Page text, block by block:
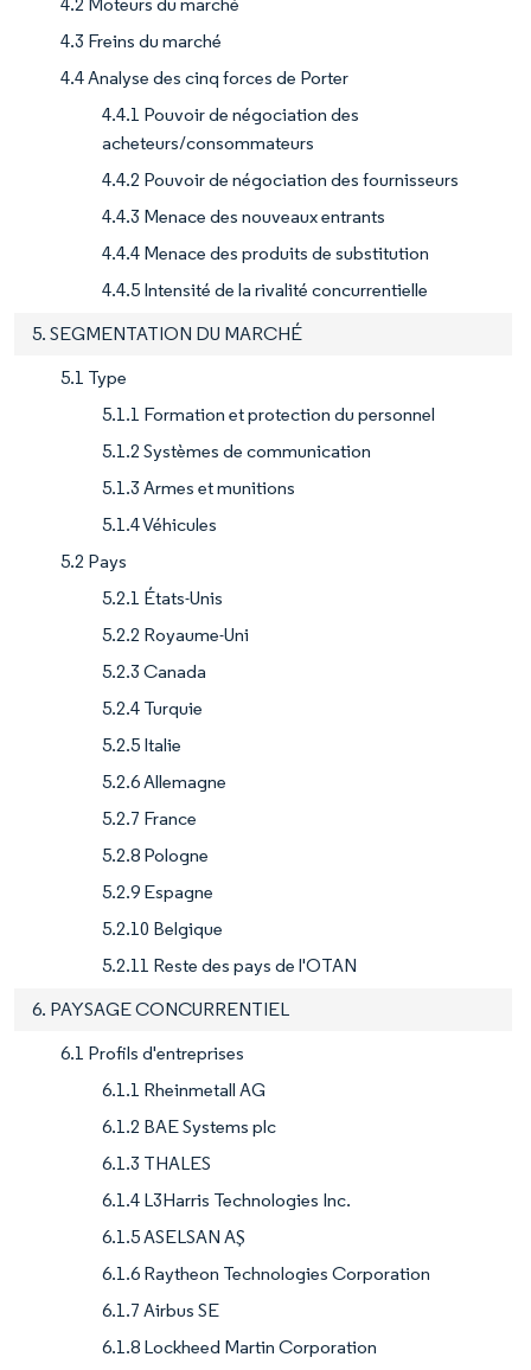
4.3 Freins du marché
4.4 Analyse des cinq forces de Porter
4.4.1 Pouvoir de négociation des
acheteurs/consommateurs
4.4.2 Pouvoir de négociation des fournisseurs
4.4.3 Menace des nouveaux entrants
4.4.4 Menace des produits de substitution
4.4.5 Intensité de la rivalité concurrentielle
5. SEGMENTATION DU MARCHÉ
5.1 Type
5.1.1 Formation et protection du personnel
5.1.2 Systèmes de communication
5.1.3 Armes et munitions
5.1.4 Véhicules
5.2 Pays
5.2.1 États-Unis
5.2.2 Royaume-Uni
5.2.3 Canada
5.2.4 Turquie
5.2.5 Italie
5.2.6 Allemagne
5.2.7 France
5.2.8 Pologne
5.2.9 Espagne
5.2.10 Belgique
5.2.11 Reste des pays de l'OTAN
6. PAYSAGE CONCURRENTIEL
6.1 Profils d'entreprises
6.1.1 Rheinmetall AG
6.1.2 BAE Systems plc
6.1.3 THALES
6.1.4 L3Harris Technologies Inc.
6.1.5 ASELSAN AŞ
6.1.6 Raytheon Technologies Corporation
6.1.7 Airbus SE
6.1.8 Lockheed Martin Corporation